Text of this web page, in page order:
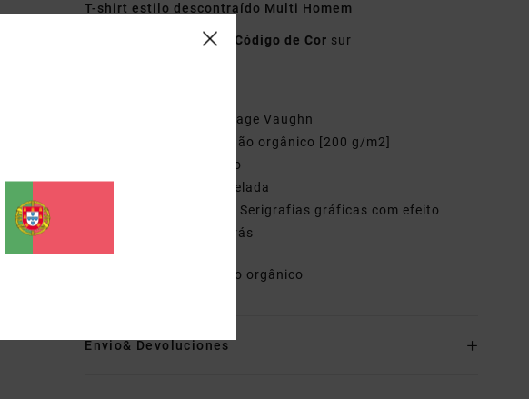
T-shirt estilo descontraído Multi Homem
EVYZT00196 Código de Cor sur
Coleção Sage Vaughn
100% algodão orgânico [200 g/m2]
Descontraído
Redonda canelada
Serigrafias gráficas com efeito
estalado à frente e atrás
100% algodão orgânico
Envio& Devoluciones